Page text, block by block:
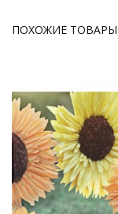
ПОХОЖИЕ ТОВАРЫ